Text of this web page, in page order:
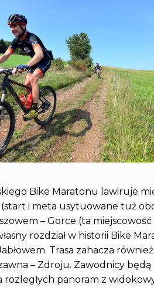
Bike Maratonu lawiruje
(start i meta usytuowane tuż
– Gorce (ta
rozdział w historii Bike
Trasa zahacza
– Zdroju. Zawodnicy będą
rozległych panoram z